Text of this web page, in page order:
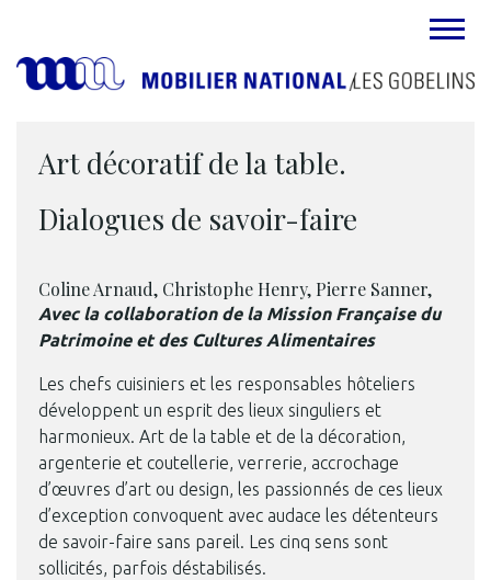
MENU
Art décoratif de la table.
Dialogues de savoir-faire
Coline Arnaud, Christophe Henry, Pierre Sanner,
Avec la collaboration de la Mission Française du
Patrimoine et des Cultures Alimentaires
Les chefs cuisiniers et les responsables hôteliers
développent un esprit des lieux singuliers et
harmonieux. Art de la table et de la décoration,
argenterie et coutellerie, verrerie, accrochage
d’œuvres d’art ou design, les passionnés de ces lieux
d’exception convoquent avec audace les détenteurs
de savoir-faire sans pareil. Les cinq sens sont
sollicités, parfois déstabilisés.